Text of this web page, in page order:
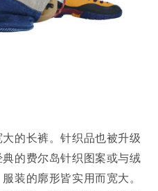
的长裤。针织品也被升级
的费尔岛针织图案或与绒
装的廓形皆实用而宽大。